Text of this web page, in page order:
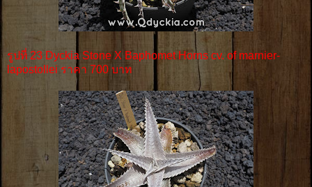
รูปที่ 23 Dyckia Stone X Baphomet Horns cv. of marnier-
lapostollei ราคา 700 บาท